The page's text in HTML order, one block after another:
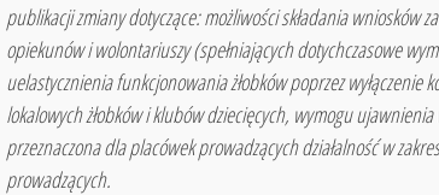
publikacji zmiany dotyczące: możliwości składania wniosków
opiekunów i wolontariuszy (spełniających dotychczasowe
uelastycznienia funkcjonowania żłobków poprzez wyłączenie
lokalowych żłobków i klubów dziecięcych, wymogu
przeznaczona dla placówek prowadzących działalność w
prowadzących.